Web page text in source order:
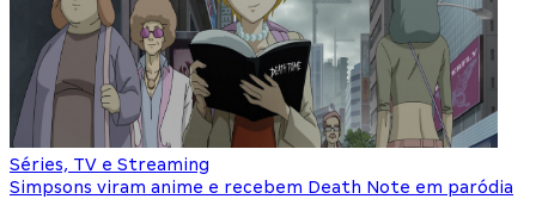
Séries, TV e Streaming
Simpsons viram anime e recebem Death Note em paródia